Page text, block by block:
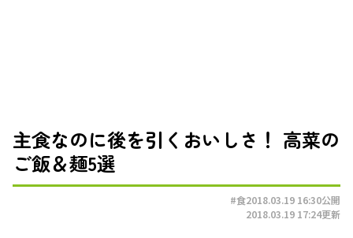
主食なのに後を引くおいしさ！ 高菜の
ご飯＆麺5選
#食2018.03.19 16:30公開
2018.03.19 17:24更新